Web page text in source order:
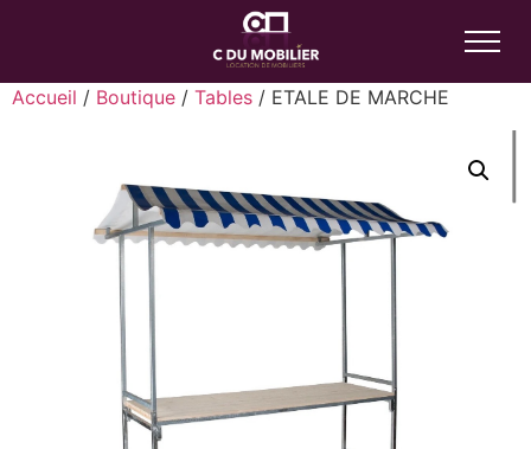
Accueil / Boutique / Tables / ETALE DE MARCHE